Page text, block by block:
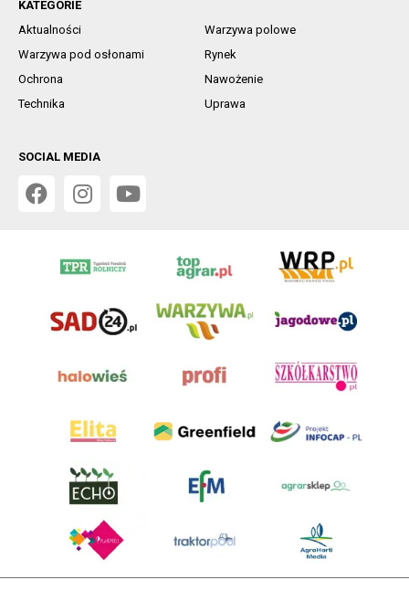
KATEGORIE
Aktualności
Warzywa polowe
Warzywa pod osłonami
Rynek
Ochrona
Nawożenie
Technika
Uprawa
SOCIAL MEDIA